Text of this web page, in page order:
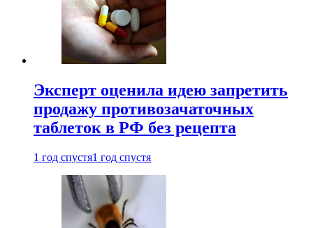
Эксперт оценила идею запретить
продажу противозачаточных
таблеток в РФ без рецепта
1 год спустя1 год спустя